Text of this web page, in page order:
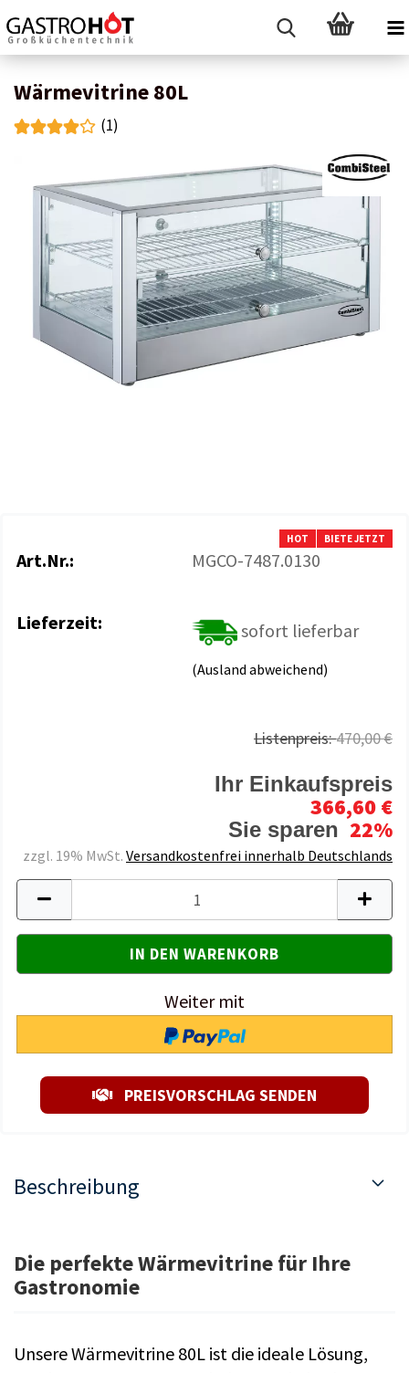
Wärmevitrine 80L
(1)
HOT BIETE JETZT
Art.Nr.: MGCO-7487.0130
Lieferzeit: sofort lieferbar
(Ausland abweichend)
Listenpreis:470,00 €
Ihr Einkaufspreis
366,60 €
Sie sparen 22%
zzgl. 19% MwSt. Versandkostenfrei innerhalb Deutschlands
Weiter mit
PREISVORSCHLAG SENDEN
Beschreibung
Die perfekte Wärmevitrine für Ihre
Gastronomie
Unsere Wärmevitrine 80L ist die ideale Lösung,